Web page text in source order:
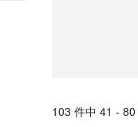
103 件中 41 - 80